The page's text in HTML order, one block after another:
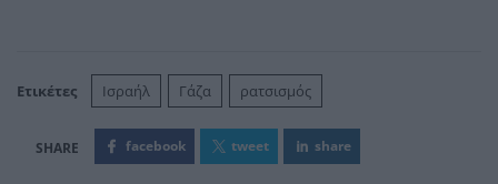
Ετικέτες Ισραήλ Γάζα ρατσισμός
facebook tweet share